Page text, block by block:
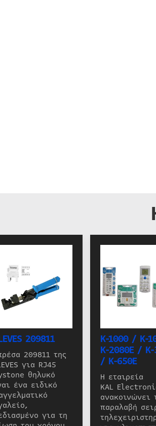
209811
209811 της
για RJ45
θηλυκό
ένα ειδικό
για τη
K-1000 / K-
K-2080E / K-
/ K-650E
Η εταιρεία
KAL
ανακοινώνει
παραλαβή